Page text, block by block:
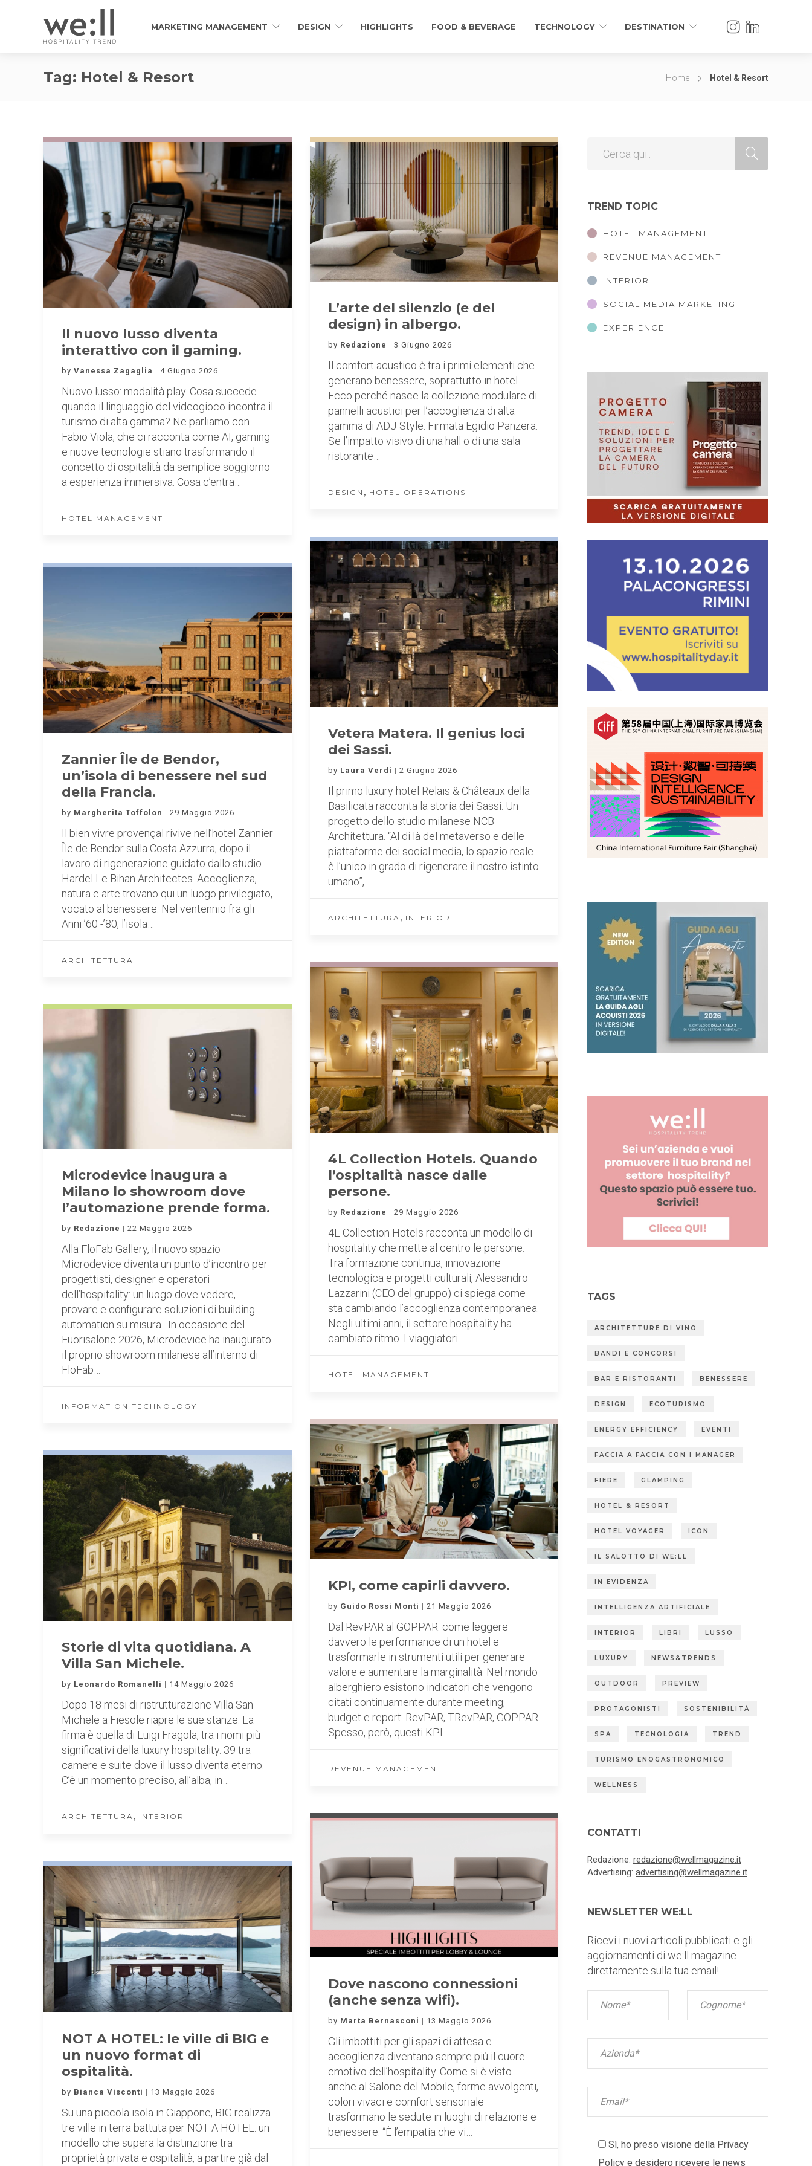
MARKETING MANAGEMENT DESIGN HIGHLIGHTS FOOD & BEVERAGE TECHNOLOGY DESTINATION
Tag: Hotel & Resort Home Hotel & Resort
Il nuovo lusso diventa
interattivo con il gaming.
by Vanessa Zagaglia 4 Giugno 2026
Nuovo lusso: modalità play. Cosa succede
quando il linguaggio del videogioco incontra il
turismo di alta gamma? Ne parliamo con
Fabio Viola, che ci racconta come AI, gaming
e nuove tecnologie stiano trasformando il
concetto di ospitalità da semplice soggiorno
a esperienza immersiva. Cosa c’entra…
HOTEL MANAGEMENT
L’arte del silenzio (e del
design) in albergo.
by Redazione 3 Giugno 2026
Il comfort acustico è tra i primi elementi che
generano benessere, soprattutto in hotel.
Ecco perché nasce la collezione modulare di
pannelli acustici per l’accoglienza di alta
gamma di ADJ Style. Firmata Egidio Panzera.
Se l’impatto visivo di una hall o di una sala
ristorante…
DESIGN , HOTEL OPERATIONS
Vetera Matera. Il genius loci
dei Sassi.
by Laura Verdi 2 Giugno 2026
Il primo luxury hotel Relais & Châteaux della
Basilicata racconta la storia dei Sassi. Un
progetto dello studio milanese NCB
Architettura. “Al di là del metaverso e delle
piattaforme dei social media, lo spazio reale
è l’unico in grado di rigenerare il nostro istinto
umano”,…
ARCHITETTURA , INTERIOR
Zannier Île de Bendor,
un’isola di benessere nel sud
della Francia.
by Margherita Toffolon 29 Maggio 2026
Il bien vivre provençal rivive nell’hotel Zannier
Île de Bendor sulla Costa Azzurra, dopo il
lavoro di rigenerazione guidato dallo studio
Hardel Le Bihan Architectes. Accoglienza,
natura e arte trovano qui un luogo privilegiato,
vocato al benessere. Nel ventennio fra gli
Anni ’60 -’80, l’isola…
ARCHITETTURA
4L Collection Hotels. Quando
l’ospitalità nasce dalle
persone.
by Redazione 29 Maggio 2026
4L Collection Hotels racconta un modello di
hospitality che mette al centro le persone.
Tra formazione continua, innovazione
tecnologica e progetti culturali, Alessandro
Lazzarini (CEO del gruppo) ci spiega come
sta cambiando l’accoglienza contemporanea.
Negli ultimi anni, il settore hospitality ha
cambiato ritmo. I viaggiatori…
HOTEL MANAGEMENT
Microdevice inaugura a
Milano lo showroom dove
l’automazione prende forma.
by Redazione 22 Maggio 2026
Alla FloFab Gallery, il nuovo spazio
Microdevice diventa un punto d’incontro per
progettisti, designer e operatori
dell’hospitality: un luogo dove vedere,
provare e configurare soluzioni di building
automation su misura. In occasione del
Fuorisalone 2026, Microdevice ha inaugurato
il proprio showroom milanese all’interno di
FloFab…
INFORMATION TECHNOLOGY
KPI, come capirli davvero.
by Guido Rossi Monti 21 Maggio 2026
Dal RevPAR al GOPPAR: come leggere
davvero le performance di un hotel e
trasformarle in strumenti utili per generare
valore e aumentare la marginalità. Nel mondo
alberghiero esistono indicatori che vengono
citati continuamente durante meeting,
budget e report: RevPAR, TRevPAR, GOPPAR.
Spesso, però, questi KPI…
REVENUE MANAGEMENT
Storie di vita quotidiana. A
Villa San Michele.
by Leonardo Romanelli 14 Maggio 2026
Dopo 18 mesi di ristrutturazione Villa San
Michele a Fiesole riapre le sue stanze. La
firma è quella di Luigi Fragola, tra i nomi più
significativi della luxury hospitality. 39 tra
camere e suite dove il lusso diventa eterno.
C’è un momento preciso, all’alba, in…
ARCHITETTURA , INTERIOR
Dove nascono connessioni
(anche senza wifi).
by Marta Bernasconi 13 Maggio 2026
Gli imbottiti per gli spazi di attesa e
accoglienza diventano sempre più il cuore
emotivo dell’hospitality. Come si è visto
anche al Salone del Mobile, forme avvolgenti,
colori vivaci e comfort sensoriale
trasformano le sedute in luoghi di relazione e
benessere. “È l’empatia che vi…
NOT A HOTEL: le ville di BIG e
un nuovo format di
ospitalità.
by Bianca Visconti 13 Maggio 2026
Su una piccola isola in Giappone, BIG realizza
tre ville in terra battuta per NOT A HOTEL: un
modello che supera la distinzione tra
proprietà privata e ospitalità, a partire già dal
TREND TOPIC
HOTEL MANAGEMENT
REVENUE MANAGEMENT
INTERIOR
SOCIAL MEDIA MARKETING
EXPERIENCE
TAGS
ARCHITETTURE DI VINO
BANDI E CONCORSI
BAR E RISTORANTI BENESSERE
DESIGN ECOTURISMO
ENERGY EFFICIENCY EVENTI
FACCIA A FACCIA CON I MANAGER
FIERE GLAMPING
HOTEL & RESORT
HOTEL VOYAGER ICON
IL SALOTTO DI WE:LL
IN EVIDENZA
INTELLIGENZA ARTIFICIALE
INTERIOR LIBRI LUSSO
LUXURY NEWS&TRENDS
OUTDOOR PREVIEW
PROTAGONISTI SOSTENIBILITÀ
SPA TECNOLOGIA TREND
TURISMO ENOGASTRONOMICO
WELLNESS
CONTATTI
Redazione: redazione@wellmagazine.it
Advertising: advertising@wellmagazine.it
NEWSLETTER WE:LL
Ricevi i nuovi articoli pubblicati e gli
aggiornamenti di we:ll magazine
direttamente sulla tua email!
Sì, ho preso visione della Privacy
Policy e desidero ricevere le news